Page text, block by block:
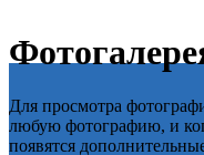
Для просмотра
любую фотографию, и
появятся